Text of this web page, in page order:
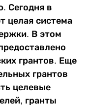
Сегодня в
целая система
В этом
грантов. Еще
грантов
целевые
гранты